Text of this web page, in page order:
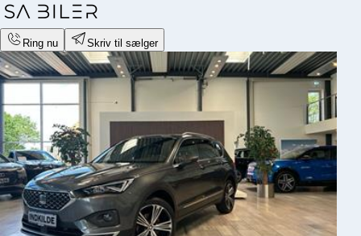
Ring nu Skriv til sælger